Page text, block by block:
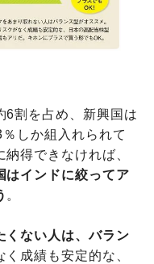
割を占め、新興国は
しか組入れられて
得できなければ、
はインドに絞ってア
。
くない人は、バラン
成績も安定的な、